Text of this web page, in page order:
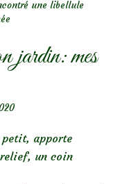
une libellule
jardin: mes
petit, apporte
un coin